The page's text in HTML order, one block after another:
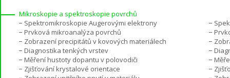
Mikroskopie a spektroskopie povrchů
Spektromikroskopie Augerovými elektrony
Prvková mikroanalýza povrchů
Zobrazení precipitátů v kovových materiálech
Diagnostika tenkých vrstev
Měření hustoty dopantu v polovodiči
Zjišťování krystalové orientace